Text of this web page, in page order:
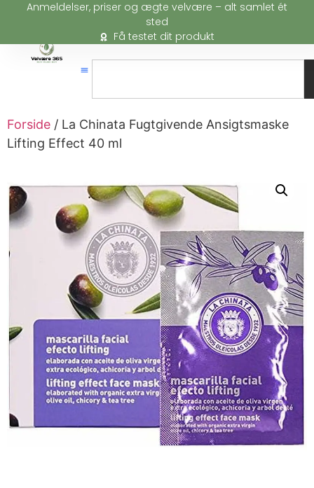
Anmeldelser, priser og ægte velvære – alt samlet ét
sted
Få testet dit produkt
Forside / La Chinata Fugtgivende Ansigtsmaske
Lifting Effect 40 ml